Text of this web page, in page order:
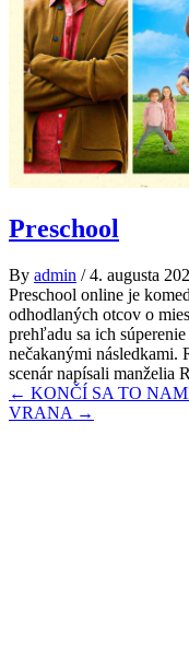
Preschool
By admin /4. augusta
Preschool online je
odhodlaných otcov o
prehľadu sa ich
nečakanými následkami.
scenár napísali manželia
Post
navigation
← KONČÍ SA TO
VRANA →